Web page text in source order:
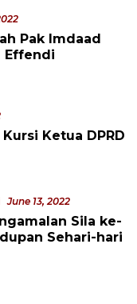
Pak Imdaad
Effendi
Ketua DPRD
June 13, 2022
Sila ke-
Sehari-hari